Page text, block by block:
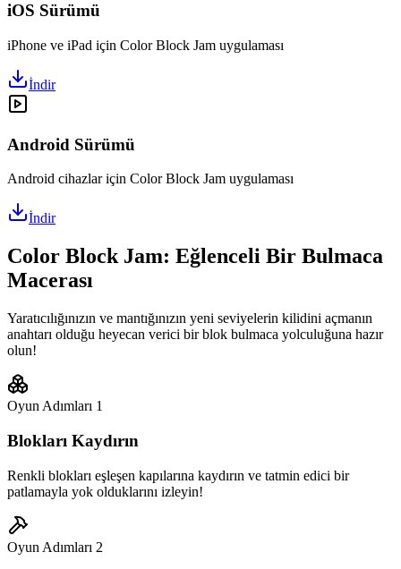
iOS Sürümü
iPhone ve iPad için Color Block Jam uygulaması
İndir
Android Sürümü
Android cihazlar için Color Block Jam uygulaması
İndir
Color Block Jam: Eğlenceli Bir Bulmaca
Macerası
Yaratıcılığınızın ve mantığınızın yeni seviyelerin kilidini açmanın
anahtarı olduğu heyecan verici bir blok bulmaca yolculuğuna hazır
olun!
Oyun Adımları 1
Blokları Kaydırın
Renkli blokları eşleşen kapılarına kaydırın ve tatmin edici bir
patlamayla yok olduklarını izleyin!
Oyun Adımları 2